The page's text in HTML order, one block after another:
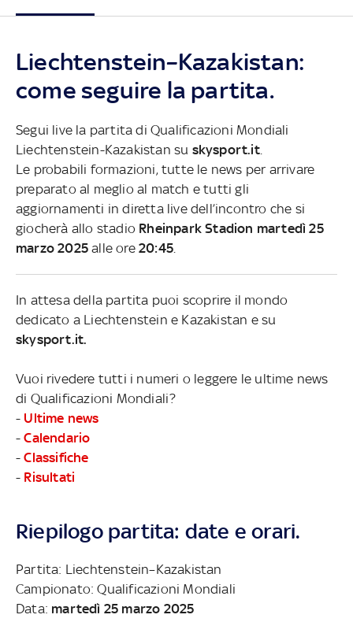
Liechtenstein–Kazakistan:
come seguire la partita.
Segui live la partita di Qualificazioni Mondiali
Liechtenstein-Kazakistan su skysport.it.
Le probabili formazioni, tutte le news per arrivare
preparato al meglio al match e tutti gli
aggiornamenti in diretta live dell’incontro che si
giocherà allo stadio Rheinpark Stadion martedì 25
marzo 2025 alle ore 20:45
In attesa della partita puoi scoprire il mondo
dedicato a Liechtenstein e Kazakistan e su
skysport.it.
Vuoi rivedere tutti i numeri o leggere le ultime news
di Qualificazioni Mondiali?
- Ultime news
-Calendario
-Classifiche
- Risultati
Riepilogo partita: date e orari.
Partita: Liechtenstein–Kazakistan
Campionato: Qualificazioni Mondiali
Data: martedì 25 marzo 2025